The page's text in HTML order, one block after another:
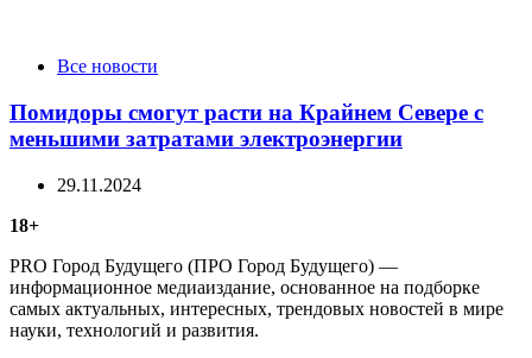
CategoriesВсе новости
Помидоры смогут расти на Крайнем Севере с
меньшими затратами электроэнергии
29.11.2024
18+
PRO Город Будущего (ПРО Город Будущего) —
информационное медиаиздание, основанное на подборке
самых актуальных, интересных, трендовых новостей в мире
науки, технологий и развития.